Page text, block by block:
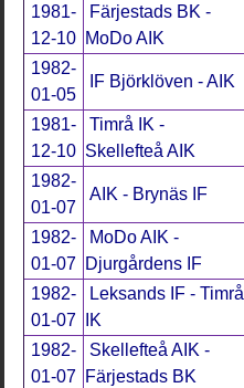
1981-
12-10
Färjestads BK -
MoDo AIK
1982-
01-05
IF Björklöven - AIK
1981-
12-10
Timrå IK -
Skellefteå AIK
1982-
01-07
AIK - Brynäs IF
1982-
01-07
MoDo AIK -
Djurgårdens IF
1982-
01-07
Leksands IF - Timrå
IK
1982-
01-07
Skellefteå AIK -
Färjestads BK